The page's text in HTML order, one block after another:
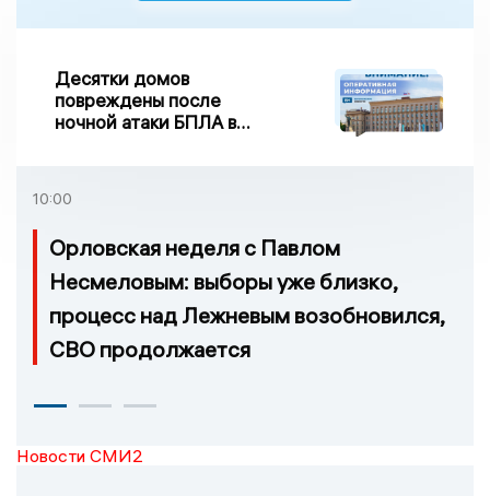
Десятки домов
повреждены после
ночной атаки БПЛА в
10:00
Орловская неделя с Павлом
Несмеловым: выборы уже близко,
процесс над Лежневым возобновился,
СВО продолжается
Новости СМИ2